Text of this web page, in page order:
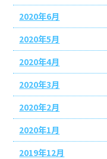
2020年6月
2020年5月
2020年4月
2020年3月
2020年2月
2020年1月
2019年12月